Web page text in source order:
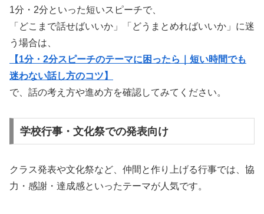
1分・2分といった短いスピーチで、
「どこまで話せばいいか」「どうまとめればいいか」に迷
う場合は、
【1分・2分スピーチのテーマに困ったら｜短い時間でも
迷わない話し方のコツ】
で、話の考え方や進め方を確認してみてください。
学校行事・文化祭での発表向け
クラス発表や文化祭など、仲間と作り上げる行事では、協
力・感謝・達成感といったテーマが人気です。